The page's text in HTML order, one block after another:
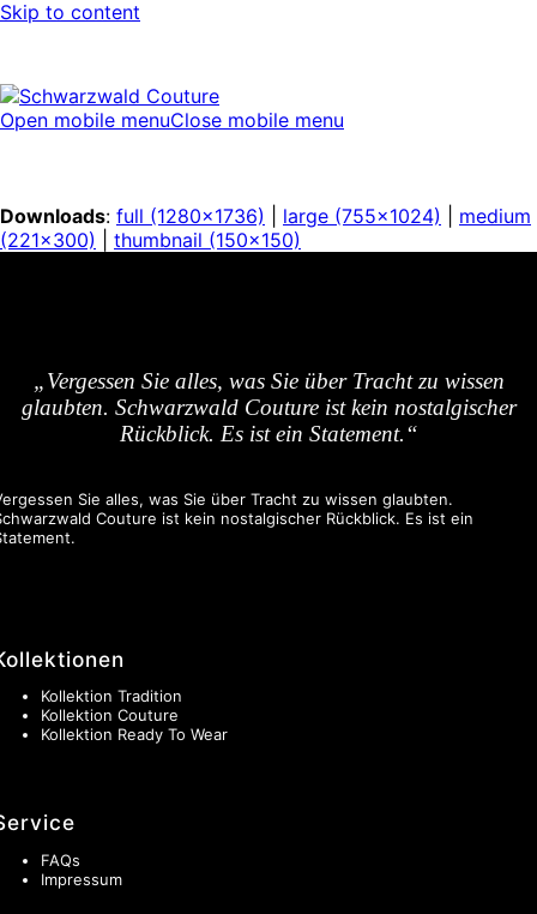
Skip to content
Open mobile menuClose mobile menu
Downloads: full (1280x1736) large (755x1024)
medium
(221x300)
thumbnail (150x150)
„Vergessen Sie alles, was Sie über Tracht zu wissen
glaubten. Schwarzwald Couture ist kein nostalgischer
Rückblick. Es ist ein Statement.“
Sie alles, was Sie über Tracht zu wissen glaubten.
Couture ist kein nostalgischer Rückblick. Es ist ein
Kollektion Tradition
Kollektion Couture
Kollektion Ready To Wear
FAQs
Impressum